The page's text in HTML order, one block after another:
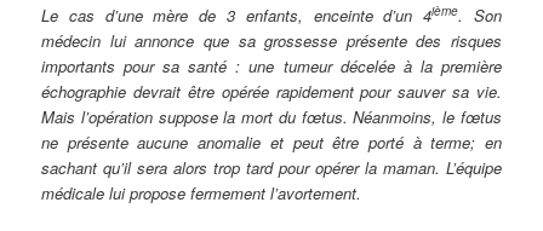
Le cas d’une mère de 3 enfants, enceinte d’un 4ième. Son
médecin lui annonce que sa grossesse présente des risques
importants pour sa santé : une tumeur décelée à la première
échographie devrait être opérée rapidement pour sauver sa vie.
Mais l’opération suppose la mort du fœtus. Néanmoins, le fœtus
ne présente aucune anomalie et peut être porté à terme; en
sachant qu’il sera alors trop tard pour opérer la maman. L’équipe
médicale lui propose fermement l’avortement.